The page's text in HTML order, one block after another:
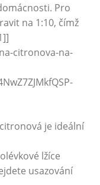
Pro
na 1:10, čímž⁤
citronova-na-
je ideální
lžíce
usazování